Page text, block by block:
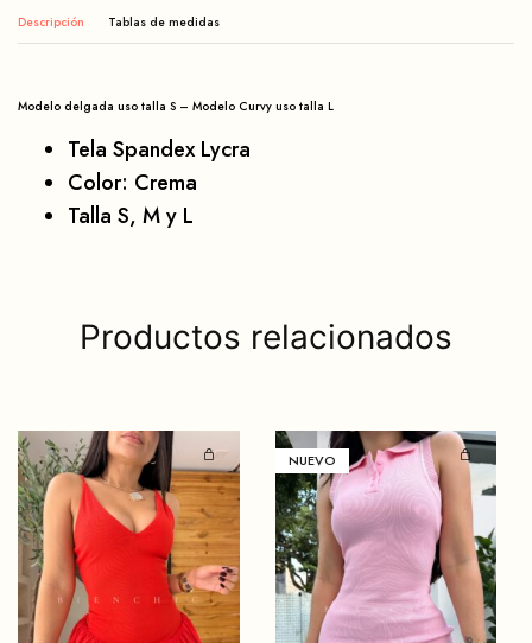
Descripción
Modelo delgada uso talla S – Modelo Curvy uso talla L
Tela Spandex Lycra
Color: Crema
Talla S, M y L
Productos relacionados
NUEVO